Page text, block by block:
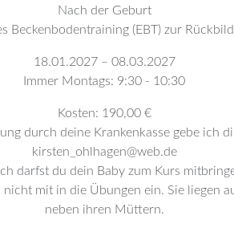
Nach der Geburt
Beckenbodentraining (EBT) zur
18.01.2027 – 08.03.2027
Immer Montags: 9:30 - 10:30
Kosten: 190,00 €
durch deine Krankenkasse gebe ich
kirsten_ohlhagen@web.de
darfst du dein Baby zum Kurs
nicht mit in die Übungen ein. Sie liegen
neben ihren Müttern.